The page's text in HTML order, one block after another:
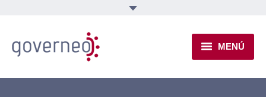
MENÚ
INSTITUCIONAL